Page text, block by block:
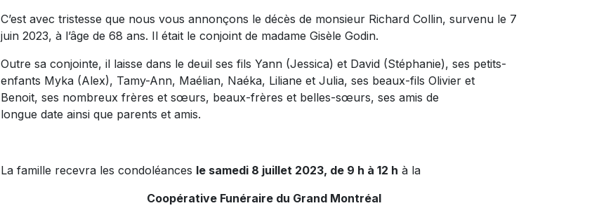
C’est avec tristesse que nous vous annonçons le décès de monsieur Richard Collin, survenu le 7
juin 2023, à l’âge de 68 ans. Il était le conjoint de madame Gisèle Godin.
Outre sa conjointe, il laisse dans le deuil ses fils Yann (Jessica) et David (Stéphanie), ses petits-
enfants Myka (Alex), Tamy-Ann, Maélian, Naéka, Liliane et Julia, ses beaux-fils Olivier et
Benoit, ses nombreux frères et sœurs, beaux-frères et belles-sœurs, ses amis de
longue date ainsi que parents et amis.
La famille recevra les condoléances le samedi 8 juillet 2023, de 9 h à 12 h à la
Coopérative Funéraire du Grand Montréal